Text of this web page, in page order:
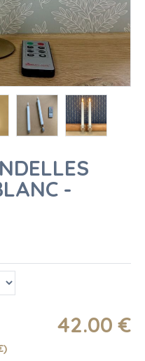
-
42.00 €
)